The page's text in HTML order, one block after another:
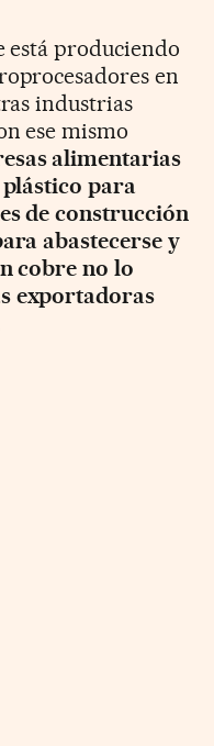
está produciendo
en
industrias
ese mismo
alimentarias
para
de construcción
abastecerse y
cobre no lo
exportadoras